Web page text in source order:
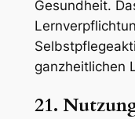
Gesundheit.
ganzheitlichen
21.